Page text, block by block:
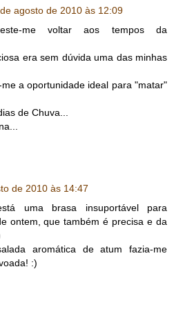
agosto de 2010 às 12:09
me voltar aos tempos da
era sem dúvida uma das minhas
a oportunidade ideal para "matar"
de Chuva...
de 2010 às 14:47
uma brasa insuportável para
ontem, que também é precisa e da
aromática de atum fazia-me
:)